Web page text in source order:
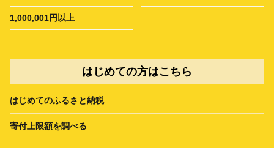
1,000,001円以上
はじめての方はこちら
はじめてのふるさと納税
寄付上限額を調べる